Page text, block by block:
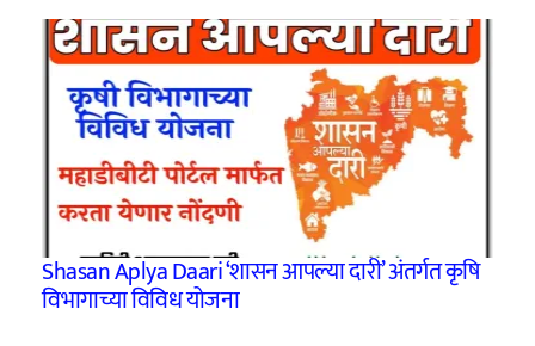
Shasan Aplya Daari ‘शासन आपल्या दारी’ अंतर्गत कृषि
विभागाच्या विविध योजना